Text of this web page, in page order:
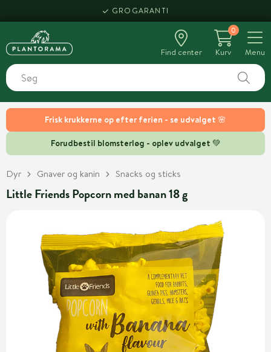
Frisk krukkerne op efter ferien - se udvalget 🌸
Forudbestil blomsterløg - oplev udvalget 💚
GROGARANTI
Find center
0
Kurv
Menu
Dyr Gnaver og kanin Snacks og sticks
Little Friends Popcorn med banan 18 g